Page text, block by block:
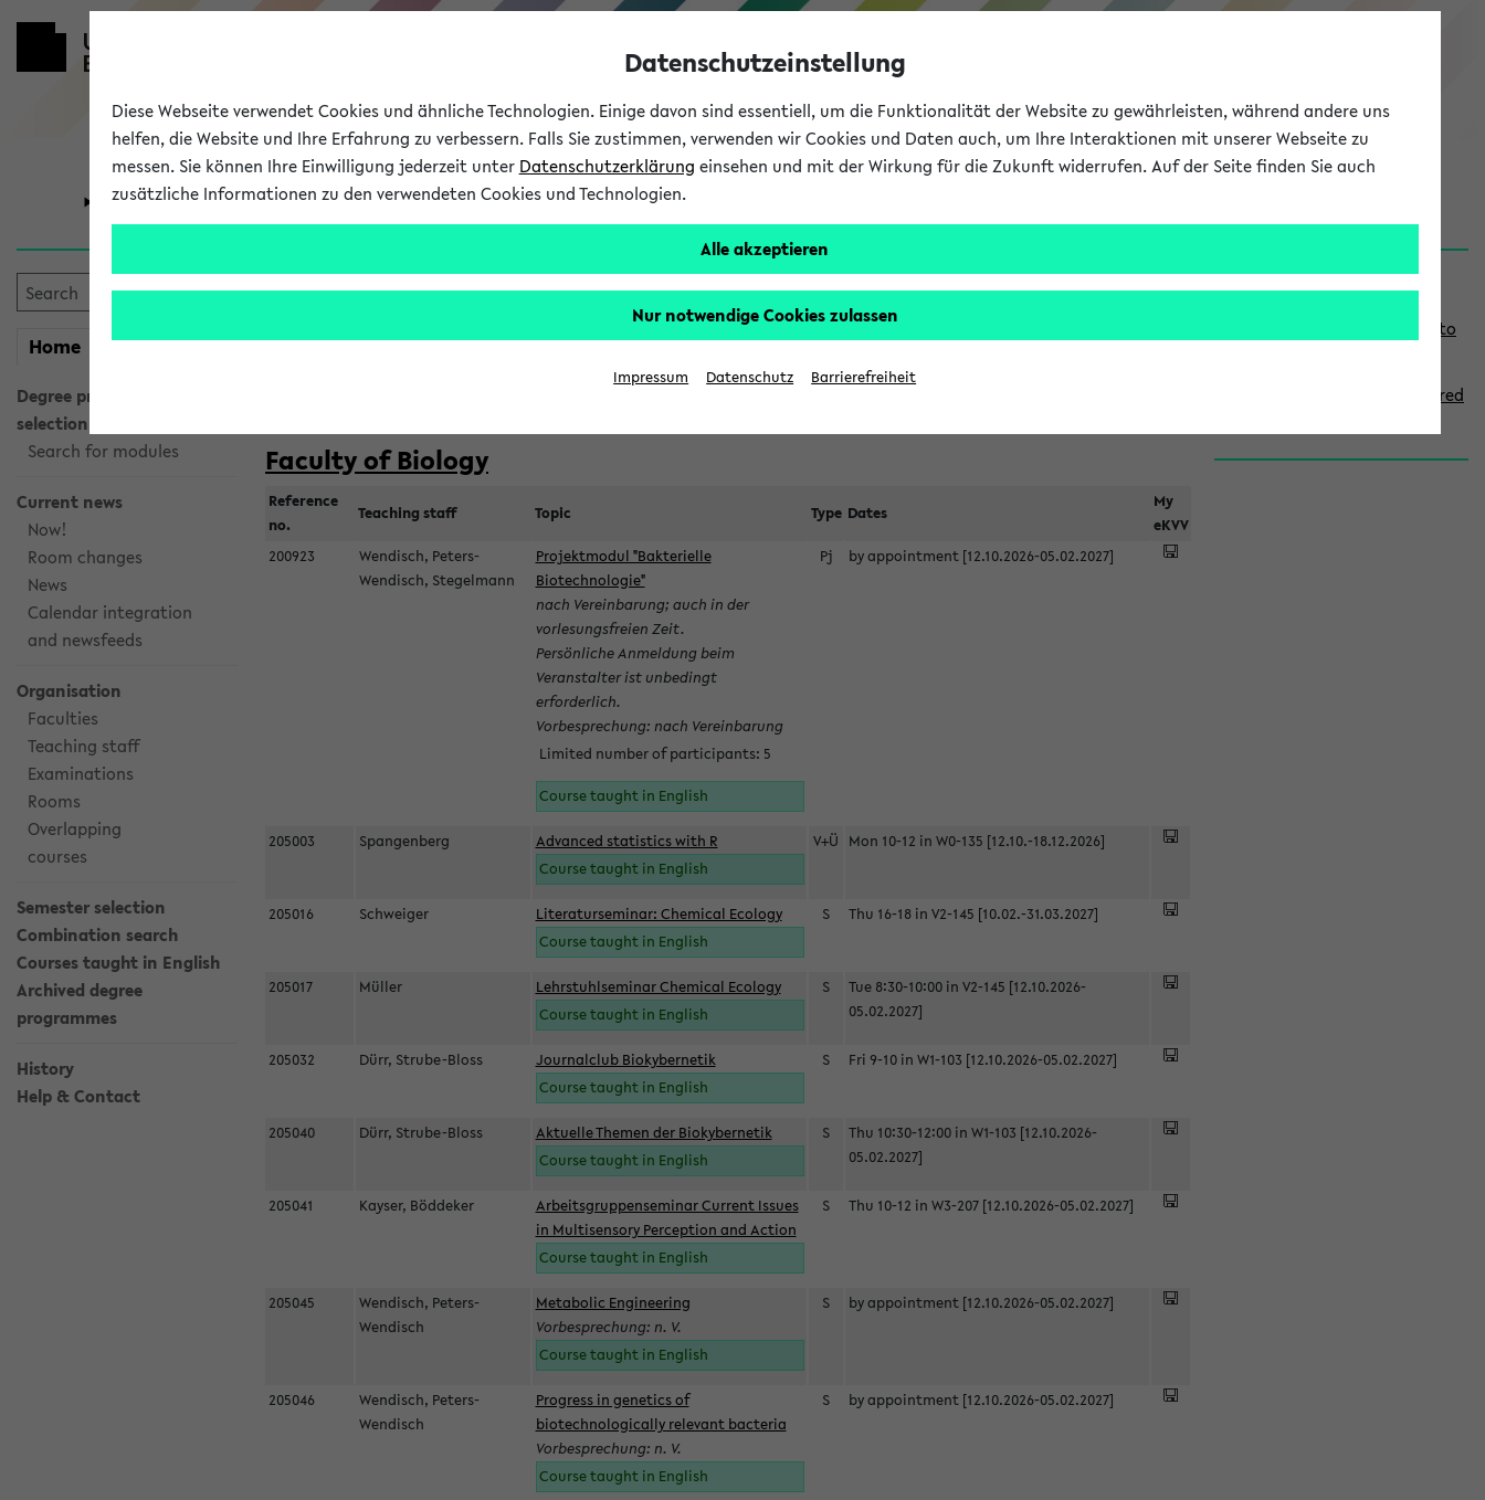
eKVV
University Research Studies
Home myeKVV
Degree programme
selection
Search for modules
Current news
Now!
Room changes
News
Calendar integration
and newsfeeds
Organisation
Faculties
Teaching staff
Examinations
Rooms
Overlapping
courses
Semester selection
Combination search
Courses taught in English
Archived degree
programmes
History
Help & Contact
Courses taught in English
Semester:
Faculty of Biology
Reference
no.
Teaching staff Topic Type Dates
My
eKVV
200923
Wendisch, Peters-
Wendisch, Stegelmann
Projektmodul "Bakterielle
Biotechnologie"
nach Vereinbarung; auch in der
vorlesungsfreien Zeit.
Persönliche Anmeldung beim
Veranstalter ist unbedingt
erforderlich.
Vorbesprechung: nach Vereinbarung
Limited number of participants: 5
Course taught in English
Pj by appointment [12.10.2026-05.02.2027]
205003 Spangenberg
Advanced statistics with R
Course taught in English
V+Ü Mon 10-12 in W0-135 [12.10.-18.12.2026]
205016 Schweiger
Literaturseminar: Chemical Ecology
Course taught in English
S Thu 16-18 in V2-145 [10.02.-31.03.2027]
205017 Müller
Lehrstuhlseminar Chemical Ecology
Course taught in English
S
Tue 8:30-10:00 in V2-145 [12.10.2026-
05.02.2027]
205032 Dürr, Strube-Bloss
Journalclub Biokybernetik
Course taught in English
S Fri 9-10 in W1-103 [12.10.2026-05.02.2027]
205040 Dürr, Strube-Bloss
Aktuelle Themen der Biokybernetik
Course taught in English
S
Thu 10:30-12:00 in W1-103 [12.10.2026-
05.02.2027]
205041 Kayser, Böddeker
Arbeitsgruppenseminar Current Issues
in Multisensory Perception and Action
Course taught in English
S Thu 10-12 in W3-207 [12.10.2026-05.02.2027]
205045
Wendisch, Peters-
Wendisch
Metabolic Engineering
Vorbesprechung: n. V.
Course taught in English
S by appointment [12.10.2026-05.02.2027]
205046
Wendisch, Peters-
Wendisch
Progress in genetics of
biotechnologically relevant bacteria
Vorbesprechung: n. V.
Course taught in English
S by appointment [12.10.2026-05.02.2027]
S
d
Links
Use the combination search to
How to indicate courses offered
Datenschutzeinstellung
Diese Webseite verwendet Cookies und ähnliche Technologien. Einige davon sind essentiell, um die Funktionalität der Website zu gewährleisten, während andere uns
helfen, die Website und Ihre Erfahrung zu verbessern. Falls Sie zustimmen, verwenden wir Cookies und Daten auch, um Ihre Interaktionen mit unserer Webseite zu
messen. Sie können Ihre Einwilligung jederzeit unter Datenschutzerklärung einsehen und mit der Wirkung für die Zukunft widerrufen. Auf der Seite finden Sie auch
zusätzliche Informationen zu den verwendeten Cookies und Technologien.
Alle akzeptieren
Nur notwendige Cookies zulassen
Impressum Datenschutz Barrierefreiheit